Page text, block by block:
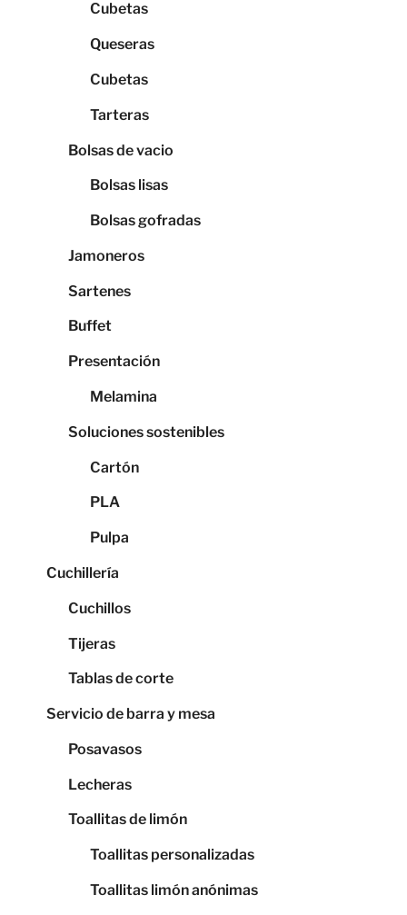
Cubetas
Queseras
Cubetas
Tarteras
Bolsas de vacio
Bolsas lisas
Bolsas gofradas
Jamoneros
Sartenes
Buffet
Presentación
Melamina
Soluciones sostenibles
Cartón
PLA
Pulpa
Cuchillería
Cuchillos
Tijeras
Tablas de corte
Servicio de barra y mesa
Posavasos
Lecheras
Toallitas de limón
Toallitas personalizadas
Toallitas limón anónimas